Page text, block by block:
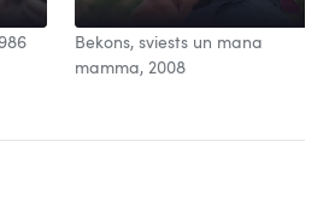
Bekons, sviests un mana
mamma, 2008